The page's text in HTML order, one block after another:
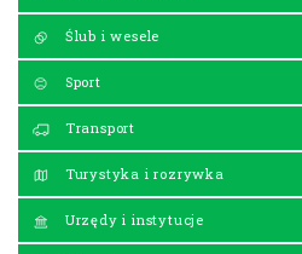
Ślub i wesele
Sport
Transport
Turystyka i rozrywka
Urzędy i instytucje